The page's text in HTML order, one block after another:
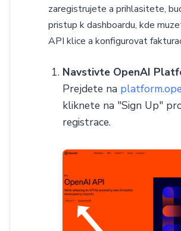
zaregistrujete a prihlasitete,
pristup k dashboardu, kde
API klice a konfigurovat
Navstivte OpenAI
Prejdete na
kliknete na "Sign Up"
registrace.